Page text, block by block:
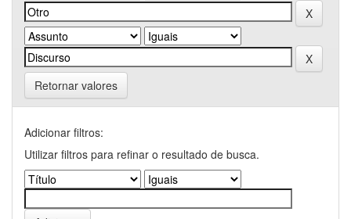
Retornar valores
Adicionar filtros:
Utilizar filtros para refinar o resultado de busca.